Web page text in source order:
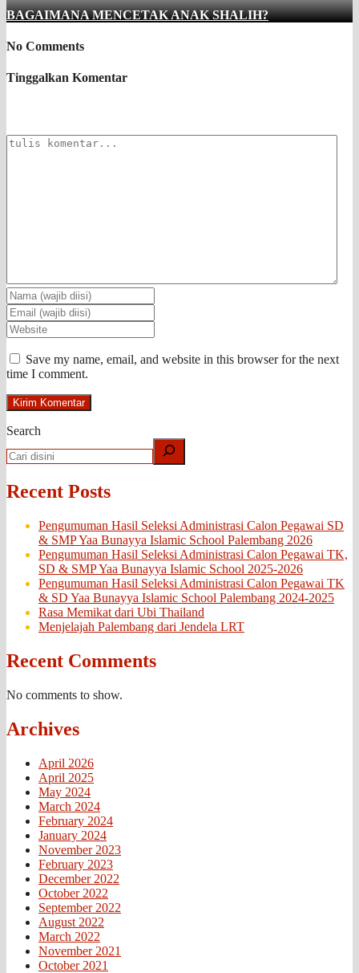
BAGAIMANA MENCETAK ANAK SHALIH?
No Comments
Tinggalkan Komentar
Save my name, email, and website in this browser for the next
time I comment.
Search
Recent Posts
Pengumuman Hasil Seleksi Administrasi Calon Pegawai SD
& SMP Yaa Bunayya Islamic School Palembang 2026
Pengumuman Hasil Seleksi Administrasi Calon Pegawai TK,
SD & SMP Yaa Bunayya Islamic School 2025-2026
Pengumuman Hasil Seleksi Administrasi Calon Pegawai TK
& SD Yaa Bunayya Islamic School Palembang 2024-2025
Rasa Memikat dari Ubi Thailand
Menjelajah Palembang dari Jendela LRT
Recent Comments
No comments to show.
Archives
April 2026
April 2025
May 2024
March 2024
February 2024
January 2024
November 2023
February 2023
December 2022
October 2022
September 2022
August 2022
March 2022
November 2021
October 2021